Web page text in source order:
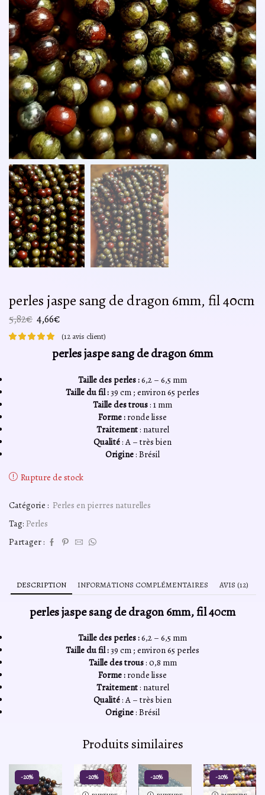
perles jaspe sang de dragon 6mm, fil 40cm
5,82€ Le
prix
initial
était :
4,66€
prix
actuel
est :
(12 avis client)
perles jaspe sang de dragon 6mm
Taille des perles :6,2 – 6,5 mm
Taille du fil :39 cm ; environ 65 perles
Taille des trous: 1 mm
Forme : ronde lisse
Traitement: naturel
Qualité: A – très bien
Origine: Brésil
Rupture de stock
Catégorie : Perles en pierres naturelles
Tag: Perles
Partager :
DESCRIPTION INFORMATIONS COMPLÉMENTAIRES AVIS (12)
perles jaspe sang de dragon 6mm, fil 40cm
Taille des perles :6,2 – 6,5 mm
Taille du fil :39 cm ; environ 65 perles
Taille des trous: 0,8 mm
Forme : ronde lisse
Traitement: naturel
Qualité: A – très bien
Origine: Brésil
Produits similaires
-20% -20% -20% -20%